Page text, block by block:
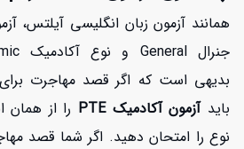
بدیهی است که اگر قصد مهاجرت
بایدآزمون آکادمیک PTE
را از همان
نوع را امتحان دهید. اگر شما قصد